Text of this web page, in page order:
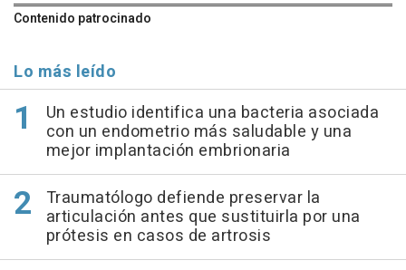
Contenido patrocinado
Lo más leído
Un estudio identifica una bacteria asociada
con un endometrio más saludable y una
mejor implantación embrionaria
Traumatólogo defiende preservar la
articulación antes que sustituirla por una
prótesis en casos de artrosis